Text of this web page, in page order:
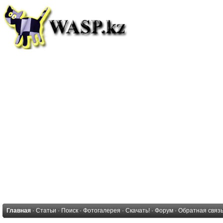
Главная · Статьи · Поиск · Фотогалерея · Скачать! · Форум · Обратная связь